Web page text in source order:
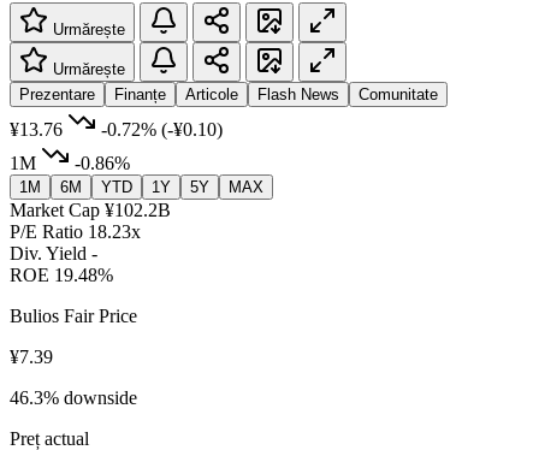
Urmărește
Urmărește
Prezentare
Finanțe Articole Flash News Comunitate
¥13.76 -0.72% (-¥0.10)
1M
-0.86%
1M 6M YTD 1Y 5Y MAX
Market Cap ¥102.2B
P/E Ratio 18.23x
Div. Yield -
ROE 19.48%
Bulios Fair Price
¥7.39
46.3% downside
Preț actual